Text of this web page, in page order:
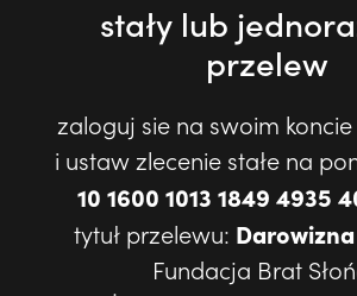
stały lub
przelew
zaloguj sie na swoim
i ustaw zlecenie stałe na
10 1600 1013 1849 4935
tytuł przelewu:
Fundacja Brat